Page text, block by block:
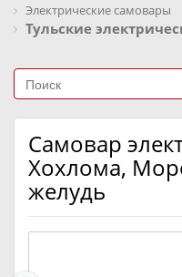
Электрические самовары
Тульские
Самовар
Хохлома,
желудь